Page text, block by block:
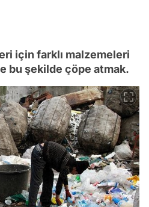
için farklı malzemeleri
bu şekilde çöpe atmak.